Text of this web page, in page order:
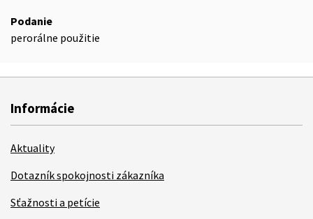
Podanie
perorálne použitie
Informácie
Aktuality
Dotazník spokojnosti zákazníka
Sťažnosti a petície